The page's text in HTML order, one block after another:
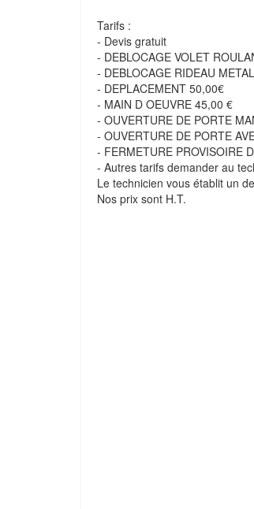
Tarifs :
- Devis gratuit
- DEBLOCAGE VOLET
- DEBLOCAGE RIDEAU
- DEPLACEMENT 50,00€
- MAIN D OEUVRE 45,00 €
- OUVERTURE DE PORTE
- OUVERTURE DE PORTE
- FERMETURE PROVISOIRE
- Autres tarifs demander au
Le technicien vous établit un
Nos prix sont H.T.